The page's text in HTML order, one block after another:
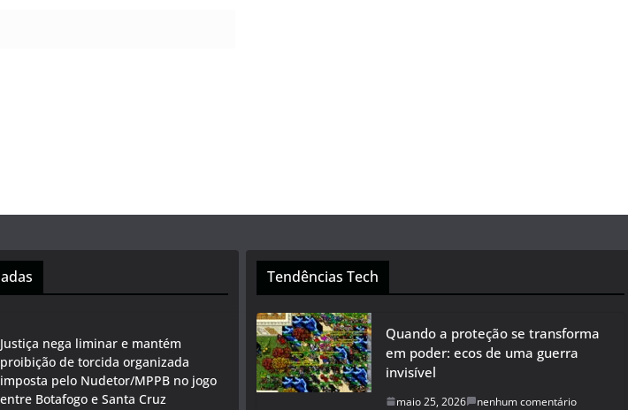
Justiça nega liminar e mantém
proibição de torcida organizada
imposta pelo Nudetor/MPPB no jogo
entre Botafogo e Santa Cruz
Tendências Tech
Quando a proteção se transforma
em poder: ecos de uma guerra
invisível
maio 25, 2026 nenhum comentário